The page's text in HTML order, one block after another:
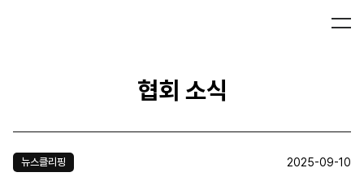
협회 소식
뉴스클리핑 2025-09-10